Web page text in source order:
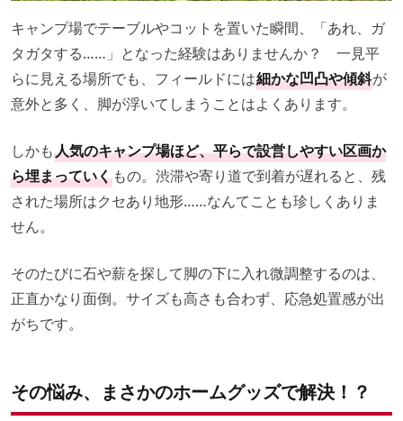
キャンプ場でテーブルやコットを置いた瞬間、「あれ、ガ
タガタする……」となった経験はありませんか？ 一見平
らに見える場所でも、フィールドには細かな凹凸や傾斜が
意外と多く、脚が浮いてしまうことはよくあります。
しかも人気のキャンプ場ほど、平らで設営しやすい区画か
ら埋まっていくもの。渋滞や寄り道で到着が遅れると、残
された場所はクセあり地形……なんてことも珍しくありま
せん。
そのたびに石や薪を探して脚の下に入れ微調整するのは、
正直かなり面倒。サイズも高さも合わず、応急処置感が出
がちです。
その悩み、まさかのホームグッズで解決！？